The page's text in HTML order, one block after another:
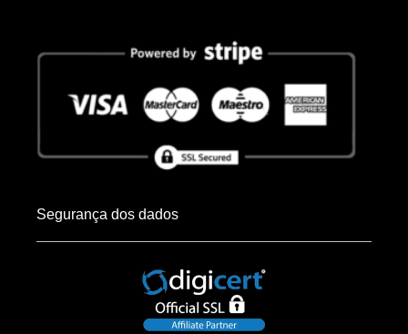
Segurança dos dados